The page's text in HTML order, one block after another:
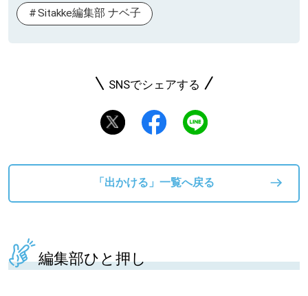
Sitakke編集部 ナベ子
SNSでシェアする
「出かける」一覧へ戻る
編集部ひと押し